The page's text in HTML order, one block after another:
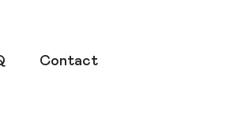
Contact